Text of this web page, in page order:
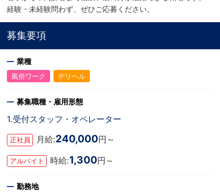
経験・未経験問わず、ぜひご応募ください。
募集要項
業種
風俗ワーク デリヘル
募集職種・雇用形態
1.受付スタッフ・オペレーター
正社員 月給:240,000 円～
アルバイト 時給:1,300円～
勤務地